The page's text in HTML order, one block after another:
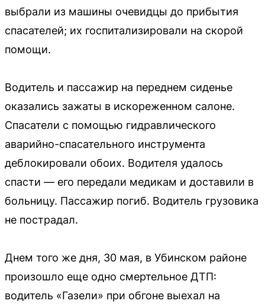
выбрали из машины очевидцы до прибытия
спасателей; их госпитализировали на скорой
помощи.
Водитель и пассажир на переднем сиденье
оказались зажаты в искореженном салоне.
Спасатели с помощью гидравлического
аварийно-спасательного инструмента
деблокировали обоих. Водителя удалось
спасти — его передали медикам и доставили в
больницу. Пассажир погиб. Водитель грузовика
не пострадал.
Днем того же дня, 30 мая, в Убинском районе
произошло еще одно смертельное ДТП:
водитель «Газели» при обгоне выехал на